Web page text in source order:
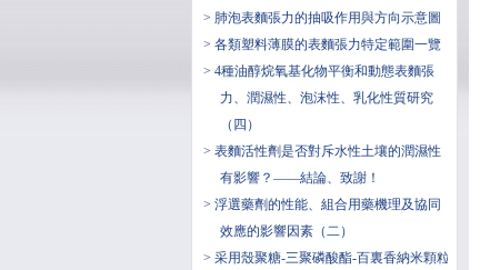
> 肺泡表麵張力的抽吸作用與方向示意圖
> 各類塑料薄膜的表麵張力特定範圍一覽
> 4種油醇烷氧基化物平衡和動態表麵張
力、潤濕性、泡沫性、乳化性質研究
（四）
> 表麵活性劑是否對斥水性土壤的潤濕性
有影響？——結論、致謝！
> 浮選藥劑的性能、組合用藥機理及協同
效應的影響因素（二）
> 采用殼聚糖-三聚磷酸酯-百裏香納米顆粒